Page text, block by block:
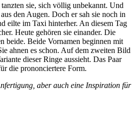
sie, sich völlig unbekannt. Und
den Augen. Doch er sah sie noch in
eilte im Taxi hinterher. An diesem Tag
Heute gehören sie einander. Die
beide. Beide Vornamen beginnen mit
ahnen es schon. Auf dem zweiten Bild
dieser Ringe aussieht. Das Paar
die prononciertere Form.
aber auch eine Inspiration für